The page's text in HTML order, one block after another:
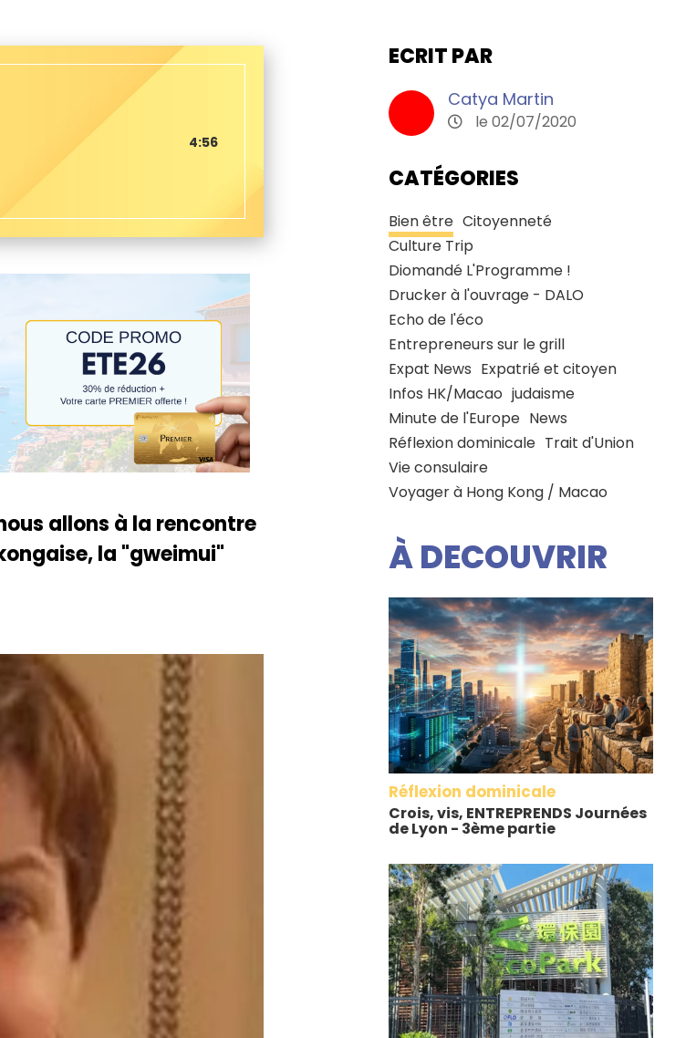
4:56
allons à la rencontre
la "gweimui"
ECRIT PAR
Catya Martin
le 02/07/2020
CATÉGORIES
Bien être Citoyenneté
Culture Trip
Diomandé L'Programme !
Drucker à l'ouvrage - DALO
Echo de l'éco
Entrepreneurs sur le grill
Expat News Expatrié et citoyen
Infos HK/Macao judaisme
Minute de l'Europe News
Réflexion dominicale Trait d'Union
Vie consulaire
Voyager à Hong Kong / Macao
À DECOUVRIR
Réflexion dominicale
Crois, vis, ENTREPRENDS Journées
de Lyon - 3ème partie